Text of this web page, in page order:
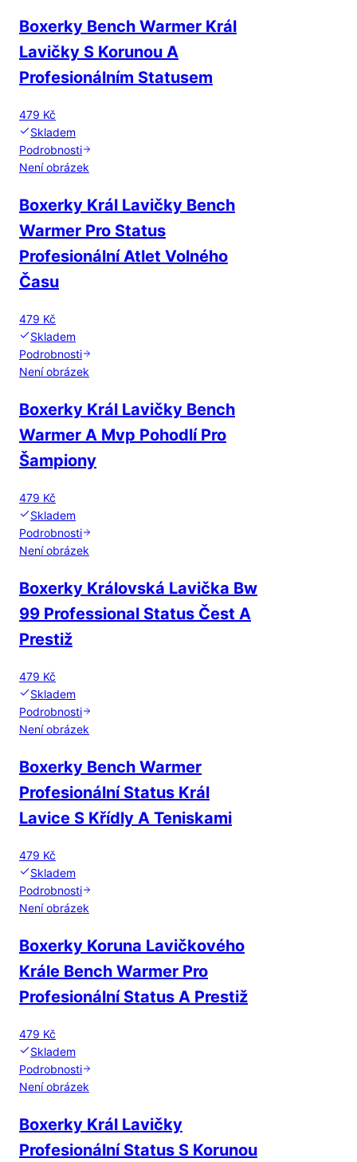
Boxerky Bench Warmer Král
Lavičky S Korunou A
Profesionálním Statusem
479 Kč
Skladem
Podrobnosti
Není obrázek
Boxerky Král Lavičky Bench
Warmer Pro Status
Profesionální Atlet Volného
Času
479 Kč
Skladem
Podrobnosti
Není obrázek
Boxerky Král Lavičky Bench
Warmer A Mvp Pohodlí Pro
Šampiony
479 Kč
Skladem
Podrobnosti
Není obrázek
Boxerky Královská Lavička Bw
99 Professional Status Čest A
Prestiž
479 Kč
Skladem
Podrobnosti
Není obrázek
Boxerky Bench Warmer
Profesionální Status Král
Lavice S Křídly A Teniskami
479 Kč
Skladem
Podrobnosti
Není obrázek
Boxerky Koruna Lavičkového
Krále Bench Warmer Pro
Profesionální Status A Prestiž
479 Kč
Skladem
Podrobnosti
Není obrázek
Boxerky Král Lavičky
Profesionální Status S Korunou